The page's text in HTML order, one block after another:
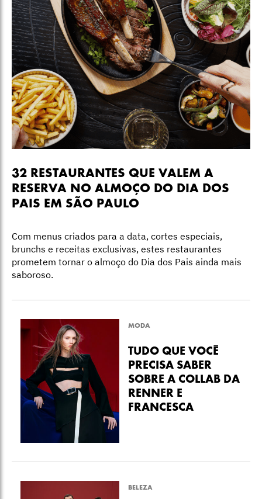
32 RESTAURANTES QUE VALEM A
RESERVA NO ALMOÇO DO DIA DOS
PAIS EM SÃO PAULO
Com menus criados para a data, cortes especiais,
brunchs e receitas exclusivas, estes restaurantes
prometem tornar o almoço do Dia dos Pais ainda mais
saboroso.
MODA
TUDO QUE VOCÊ
PRECISA SABER
SOBRE A COLLAB DA
RENNER E
FRANCESCA
BELEZA